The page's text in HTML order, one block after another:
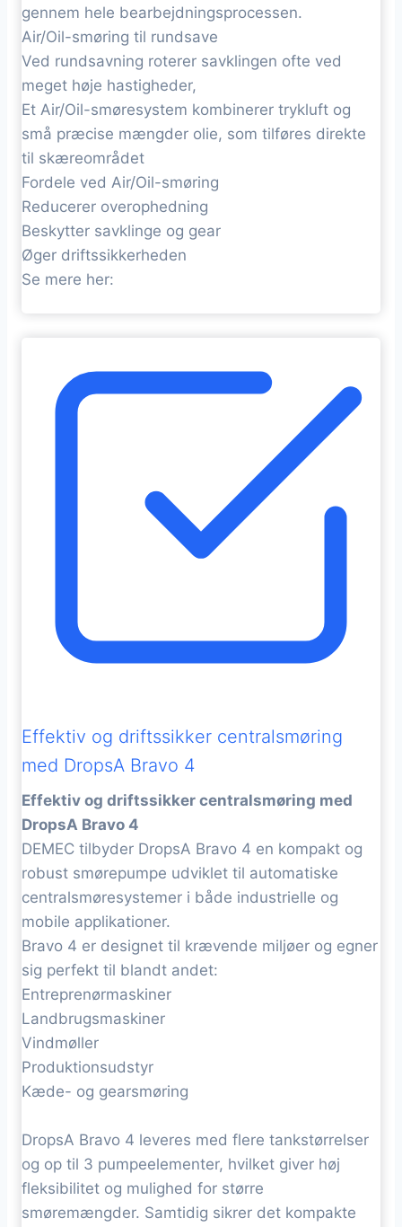
gennem hele bearbejdningsprocessen.
Air/Oil-smøring til rundsave
Ved rundsavning roterer savklingen ofte ved
meget høje hastigheder,
Et Air/Oil-smøresystem kombinerer trykluft og
små præcise mængder olie, som tilføres direkte
til skæreområdet
Fordele ved Air/Oil-smøring
Reducerer overophedning
Beskytter savklinge og gear
Øger driftssikkerheden
Se mere her:
Effektiv og driftssikker centralsmøring
med DropsA Bravo 4
Effektiv og driftssikker centralsmøring med
DropsA Bravo 4
DEMEC tilbyder DropsA Bravo 4 en kompakt og
robust smørepumpe udviklet til automatiske
centralsmøresystemer i både industrielle og
mobile applikationer.
Bravo 4 er designet til krævende miljøer og egner
sig perfekt til blandt andet:
Entreprenørmaskiner
Landbrugsmaskiner
Vindmøller
Produktionsudstyr
Kæde- og gearsmøring
DropsA Bravo 4 leveres med flere tankstørrelser
og op til 3 pumpeelementer, hvilket giver høj
fleksibilitet og mulighed for større
smøremængder. Samtidig sikrer det kompakte